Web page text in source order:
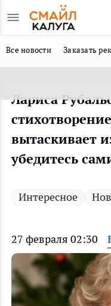
Все новости Заказать
Лариса
вытаскивает
убедитесь
Интересное
27 февраля 02:30